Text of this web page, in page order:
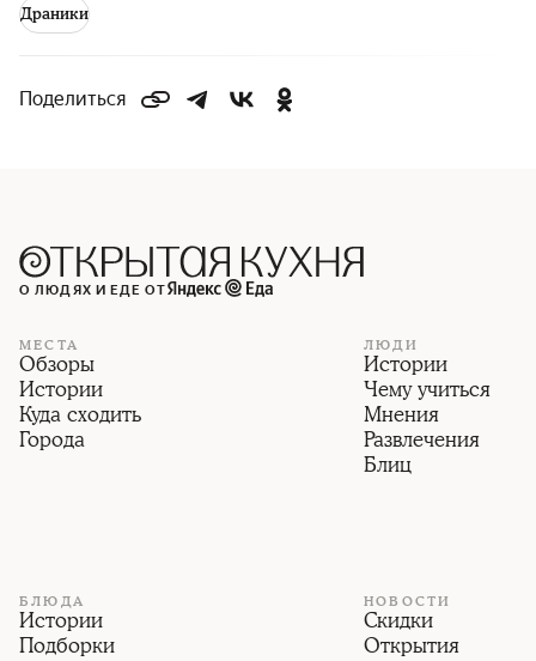
Драники
Поделиться
О ЛЮДЯХ И ЕДЕ ОТ
МЕСТА
Обзоры
Истории
Куда сходить
Города
ЛЮДИ
Истории
Чему учиться
Мнения
Развлечения
Блиц
БЛЮДА
Истории
Подборки
НОВОСТИ
Скидки
Открытия